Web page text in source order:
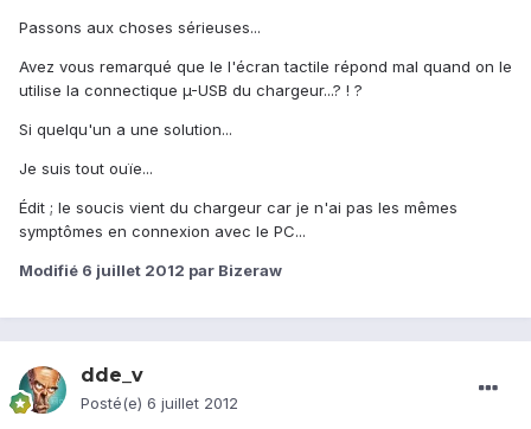
Passons aux choses sérieuses...
Avez vous remarqué que le l'écran tactile répond mal quand on le
utilise la connectique µ-USB du chargeur...? ! ?
Si quelqu'un a une solution...
Je suis tout ouïe...
Édit ; le soucis vient du chargeur car je n'ai pas les mêmes
symptômes en connexion avec le PC...
Modifié 6 juillet 2012 par Bizeraw
dde_v
Posté(e) 6 juillet 2012